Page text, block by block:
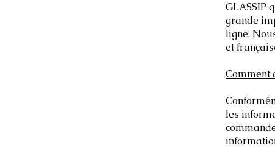
GLASSIP
grande
ligne.
et
Comment
les